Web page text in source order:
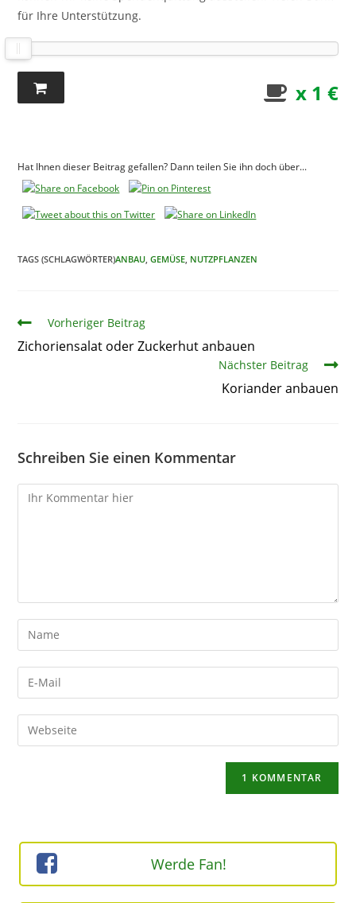
für Ihre Unterstützung.
x 1 €
Hat Ihnen dieser Beitrag gefallen? Dann teilen Sie ihn doch über...
TAGS (SCHLAGWÖRTER)ANBAU GEMÜSE NUTZPFLANZEN
ArtikelVorheriger Beitrag
Zichoriensalat oder Zuckerhut anbauen
Nächster Beitrag
Koriander anbauen
Schreiben Sie einen Kommentar
Kommentare
Gib
deinen
Namen
oder
zum
Kommentieren
Gib
deine
E-
Mail-
Gib
deine
Werde Fan!